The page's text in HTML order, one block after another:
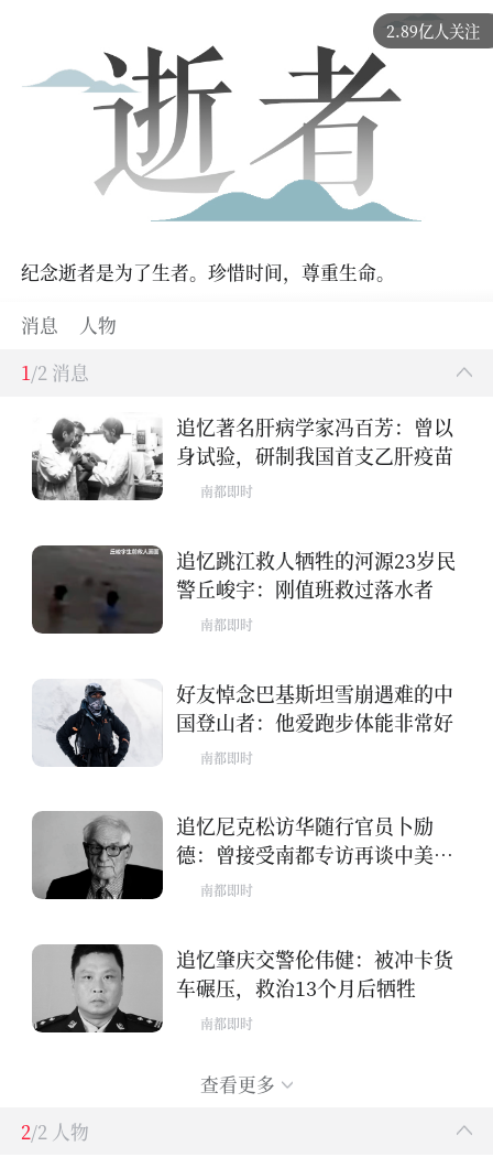
2.89亿人关注
纪念逝者是为了生者。珍惜时间，尊重生命。
消息
人物
1/2 消息
追忆著名肝病学家冯百芳：曾以
身试验，研制我国首支乙肝疫苗
南都即时
追忆跳江救人牺牲的河源23岁民
警丘峻宇：刚值班救过落水者
南都即时
好友悼念巴基斯坦雪崩遇难的中
国登山者：他爱跑步体能非常好
南都即时
追忆尼克松访华随行官员卜励
德：曾接受南都专访再谈中美关
南都即时
追忆肇庆交警伦伟健：被冲卡货
车碾压，救治13个月后牺牲
南都即时
查看更多
2/2 人物